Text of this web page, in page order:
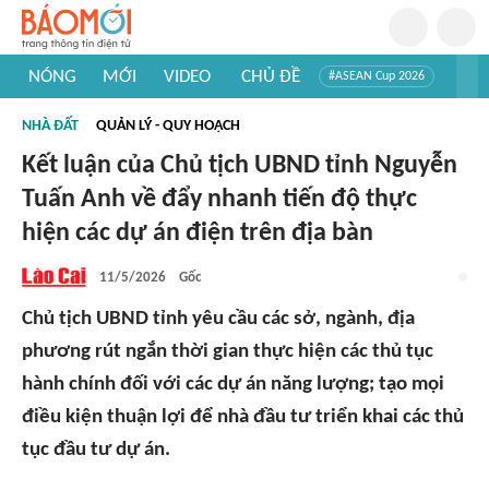
NÓNG MỚI VIDEO CHỦ ĐỀ #ASEAN Cup 2026
#Khám phá thế giới
NHÀ ĐẤT QUẢN LÝ - QUY HOẠCH
Kết luận của Chủ tịch UBND tỉnh Nguyễn
Tuấn Anh về đẩy nhanh tiến độ thực
hiện các dự án điện trên địa bàn
11/5/2026 Gốc
Chủ tịch UBND tỉnh yêu cầu các sở, ngành, địa
phương rút ngắn thời gian thực hiện các thủ tục
hành chính đối với các dự án năng lượng; tạo mọi
điều kiện thuận lợi để nhà đầu tư triển khai các thủ
tục đầu tư dự án.